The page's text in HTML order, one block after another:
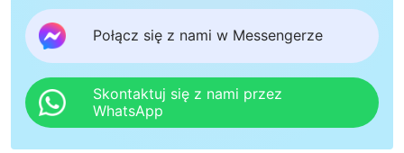
Połącz się z nami w Messengerze
Skontaktuj się z nami przez
WhatsApp